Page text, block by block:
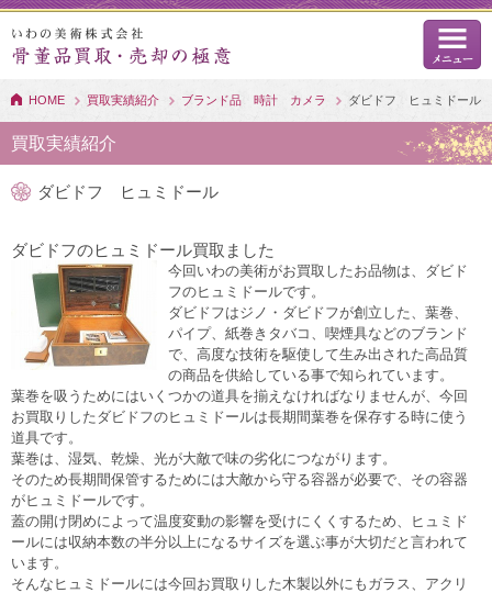
HOME 買取実績紹介 ブランド品 時計 カメラ ダビドフ ヒュミドール
買取実績紹介
ダビドフ ヒュミドール
ダビドフのヒュミドール買取ました
今回いわの美術がお買取したお品物は、ダビド
フのヒュミドールです。
ダビドフはジノ・ダビドフが創立した、葉巻、
パイプ、紙巻きタバコ、喫煙具などのブランド
で、高度な技術を駆使して生み出された高品質
の商品を供給している事で知られています。
葉巻を吸うためにはいくつかの道具を揃えなければなりませんが、今回
お買取りしたダビドフのヒュミドールは長期間葉巻を保存する時に使う
道具です。
葉巻は、湿気、乾燥、光が大敵で味の劣化につながります。
そのため長期間保管するためには大敵から守る容器が必要で、その容器
がヒュミドールです。
蓋の開け閉めによって温度変動の影響を受けにくくするため、ヒュミド
ールには収納本数の半分以上になるサイズを選ぶ事が大切だと言われて
います。
そんなヒュミドールには今回お買取りした木製以外にもガラス、アクリ